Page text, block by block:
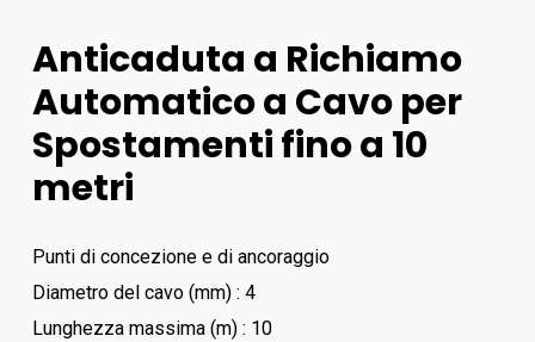
Anticaduta a Richiamo
Automatico a Cavo per
Spostamenti fino a 10
metri
Punti di concezione e di ancoraggio
Diametro del cavo (mm) : 4
Lunghezza massima (m) : 10